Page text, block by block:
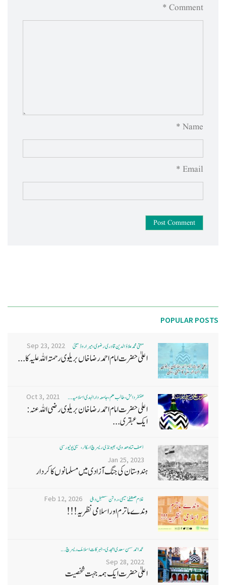
Comment *
Name *
Email *
Post Comment
POPULAR POSTS
مفتی محمد علاؤ الدین قادری رضوی ، میرا روڈ ممبئی Sep 23, 2022
اعلیٰ حضرت امام احمد رضا خاں بر یلو ی رحمتہ اللہ علیہ کا...
غضنفر دانش، طالب علم، جامعہ دارالہدی اسلامیہ ... Oct 3, 2021
اعلی حضرت امام احمد رضا خان بریلوی رضی اللہ عنہ:
ایک عبقری...
آصف شاہ ھدوی، بھیونڈی ریسرچ اسکالر، ممبئی یونیورسٹی
Jan 25, 2023
ہندوستان کی جنگ آزادی میں مسلمانوں کا کردار
غلام مصطفےٰ نعیمی، روشن مستقبل دہلی Feb 12, 2026
وندے ماترم اور اسلامی نظریہ!!!
محمد احمد حسن سعدی امجدی - البرکات اسلامک ریسرچ ...
Sep 28, 2022
اعلیٰ حضرت ایک ہمہ جہت شخصیت